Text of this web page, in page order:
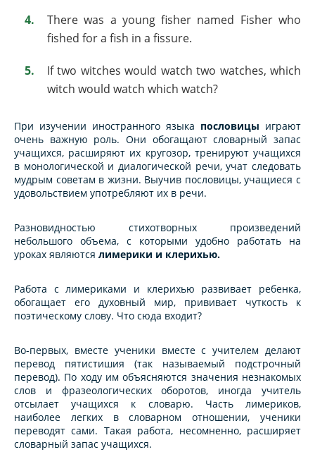
There was a young fisher named Fisher who
fished for a fish in a fissure.
If two witches would watch two watches, which
witch would watch which watch?
При изучении иностранного языка пословицы играют
очень важную роль. Они обогащают словарный запас
учащихся, расширяют их кругозор, тренируют учащихся
в монологической и диалогической речи, учат следовать
мудрым советам в жизни. Выучив пословицы, учащиеся с
удовольствием употребляют их в речи.
Разновидностью стихотворных произведений
небольшого объема, с которыми удобно работать на
уроках являются лимерики и клерихью.
Работа с лимериками и клерихью развивает ребенка,
обогащает его духовный мир, прививает чуткость к
поэтическому слову. Что сюда входит?
Во-первых, вместе ученики вместе с учителем делают
перевод пятистишия (так называемый подстрочный
перевод). По ходу им объясняются значения незнакомых
слов и фразеологических оборотов, иногда учитель
отсылает учащихся к словарю. Часть лимериков,
наиболее легких в словарном отношении, ученики
переводят сами. Такая работа, несомненно, расширяет
словарный запас учащихся.